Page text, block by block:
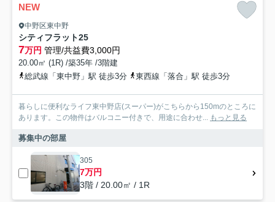
NEW
中野区東中野
シティフラット25
7万円 管理/共益費3,000円
20.00㎡ (1R) /築35年 /3階建
総武線「東中野」駅 徒歩3分
東西線「落合」駅 徒歩3分
暮らしに便利なライフ東中野店(スーパー)がこちらから150mのところに
あります。この物件はバルコニー付きで、用途に合わせ... もっと見る
募集中の部屋
305
7万円
3階 / 20.00㎡ / 1R